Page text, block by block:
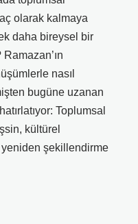
olarak kalmaya
daha bireysel bir
nasıl
bugüne uzanan
Toplumsal
kültürel
yeniden şekillendirme